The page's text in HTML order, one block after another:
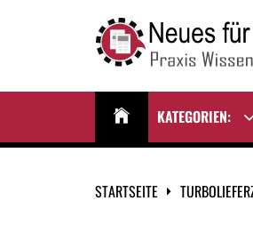
NEUES
KATEGORIEN:
STARTSEITE